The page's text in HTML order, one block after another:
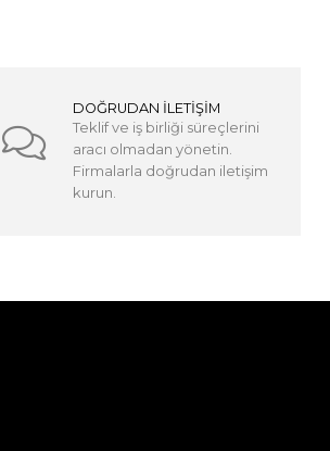
DOĞRUDAN İLETİŞİM
Teklif ve iş birliği süreçlerini
aracı olmadan yönetin.
Firmalarla doğrudan iletişim
kurun.